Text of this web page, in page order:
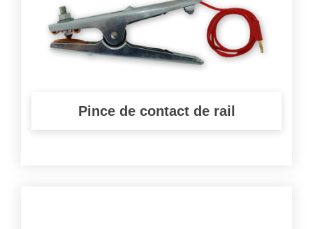
Pince de contact de rail